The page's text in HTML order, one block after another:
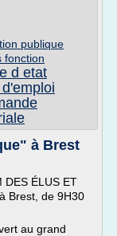
publique
fonction
d etat
à Brest
DES ÉLUS ET
Brest, de 9H30
au grand